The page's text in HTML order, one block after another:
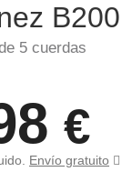
B200
5 cuerdas
€
Envío gratuito